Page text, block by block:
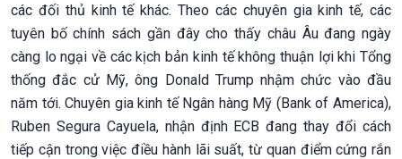
các đối thủ kinh tế khác. Theo các chuyên gia kinh tế, các
tuyên bố chính sách gần đây cho thấy châu Âu đang ngày
càng lo ngại về các kịch bản kinh tế không thuận lợi khi Tổng
thống đắc cử Mỹ, ông Donald Trump nhậm chức vào đầu
năm tới. Chuyên gia kinh tế Ngân hàng Mỹ (Bank of America),
Ruben Segura Cayuela, nhận định ECB đang thay đổi cách
tiếp cận trong việc điều hành lãi suất, từ quan điểm cứng rắn